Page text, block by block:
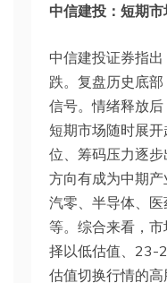
中信建投：短期
中信建投证券指
跌。复盘历史底
信号。情绪释放后
短期市场随时展
位、筹码压力逐
方向有成为中期产
汽零、半导体、
等。综合来看，
择以低估值、23-
估值切换行情的高